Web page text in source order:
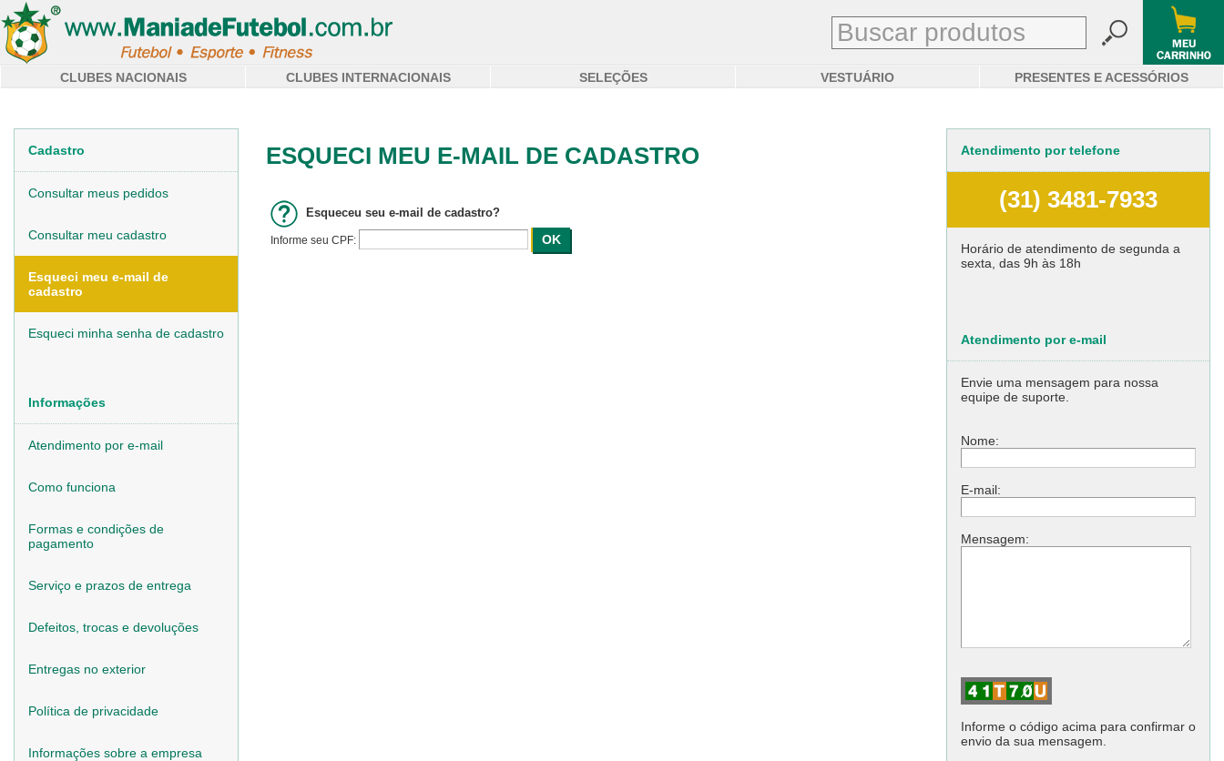
CLUBES NACIONAIS CLUBES INTERNACIONAIS SELEÇÕES VESTUÁRIO PRESENTES E ACESSÓRIOS
Cadastro
Consultar meus pedidos
Consultar meu cadastro
Esqueci meu e-mail de
cadastro
Esqueci minha senha de cadastro
Informações
Atendimento por e-mail
Como funciona
Formas e condições de
pagamento
Serviço e prazos de entrega
Defeitos, trocas e devoluções
Entregas no exterior
Política de privacidade
Informações sobre a empresa
ESQUECI MEU E-MAIL DE CADASTRO Atendimento por telefone
(31) 3481-7933
Horário de atendimento de segunda a
sexta, das 9h às 18h
Atendimento por e-mail
Envie uma mensagem para nossa
equipe de suporte.
Nome:
E-mail:
Mensagem:
Informe o código acima para confirmar o
envio da sua mensagem.